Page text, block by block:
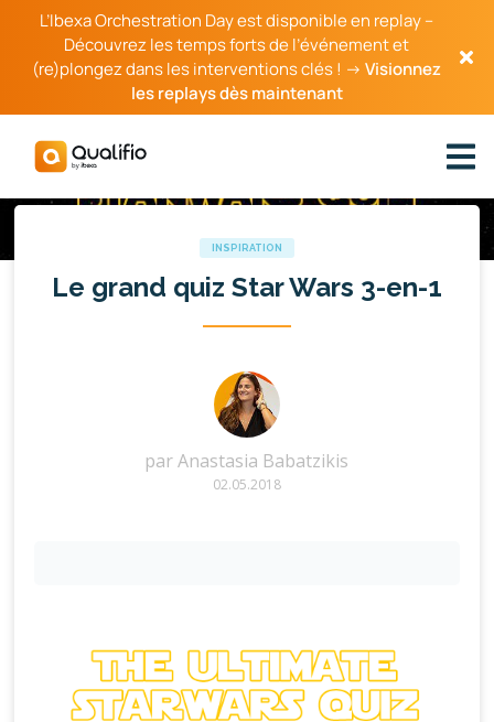
L’Ibexa Orchestration Day est disponible en replay –
Découvrez les temps forts de l’événement et
(re)plongez dans les interventions clés ! →Visionnez
les replays dès maintenant
INSPIRATION
Le grand quiz Star Wars 3-en-1
parAnastasia Babatzikis
02.05.2018